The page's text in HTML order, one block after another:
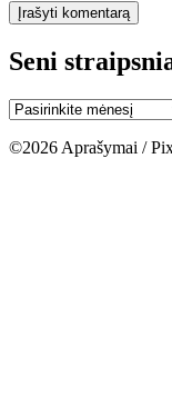
Seni
Seni
©2026 Aprašymai /